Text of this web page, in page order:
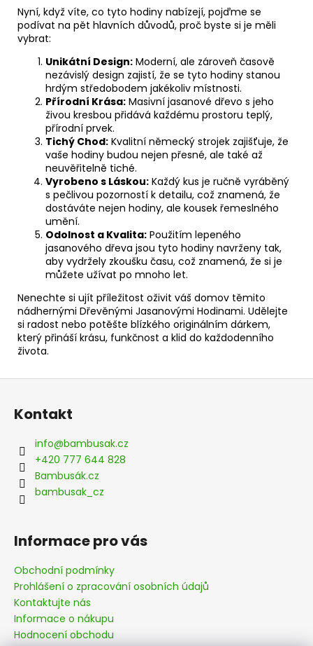
Nyní, když víte, co tyto hodiny nabízejí, pojďme se
podívat na pět hlavních důvodů, proč byste si je měli
vybrat:
Unikátní Design: Moderní, ale zároveň časově
nezávislý design zajistí, že se tyto hodiny stanou
hrdým středobodem jakékoliv místnosti.
Přírodní Krása: Masivní jasanové dřevo s jeho
živou kresbou přidává každému prostoru teplý,
přírodní prvek.
Tichý Chod: Kvalitní německý strojek zajišťuje, že
vaše hodiny budou nejen přesné, ale také až
neuvěřitelně tiché.
Vyrobeno s Láskou: Každý kus je ručně vyráběný
s pečlivou pozorností k detailu, což znamená, že
dostáváte nejen hodiny, ale kousek řemeslného
umění.
Odolnost a Kvalita: Použitím lepeného
jasanového dřeva jsou tyto hodiny navrženy tak,
aby vydržely zkoušku času, což znamená, že si je
můžete užívat po mnoho let.
Nenechte si ujít příležitost oživit váš domov těmito
nádhernými Dřevěnými Jasanovými Hodinami. Udělejte
si radost nebo potěšte blízkého originálním dárkem,
který přináší krásu, funkčnost a klid do každodenního
života.
Kontakt
info@bambusak.cz
+420 777 644 828
Bambusák.cz
bambusak_cz
Informace pro vás
Obchodní podmínky
Prohlášení o zpracování osobních údajů
Kontaktujte nás
Informace o nákupu
Hodnocení obchodu